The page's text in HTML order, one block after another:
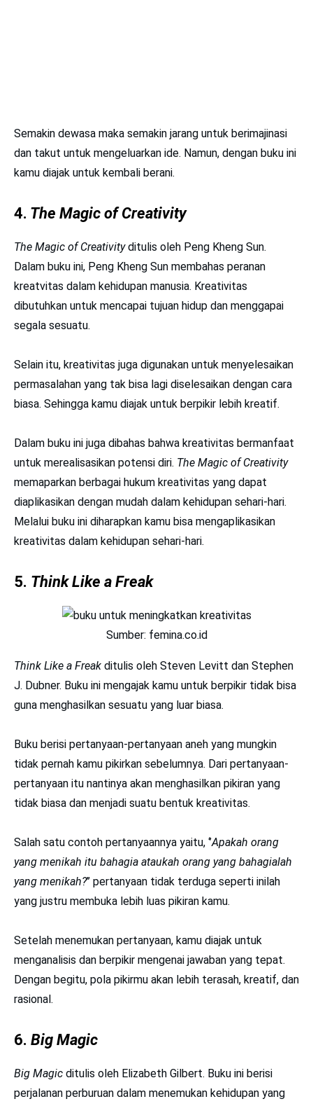
Semakin dewasa maka semakin jarang untuk berimajinasi
dan takut untuk mengeluarkan ide. Namun, dengan buku ini
kamu diajak untuk kembali berani.
4. The Magic of Creativity
The Magic of Creativityditulis oleh Peng Kheng Sun.
Dalam buku ini, Peng Kheng Sun membahas peranan
kreatvitas dalam kehidupan manusia. Kreativitas
dibutuhkan untuk mencapai tujuan hidup dan menggapai
segala sesuatu.
Selain itu, kreativitas juga digunakan untuk menyelesaikan
permasalahan yang tak bisa lagi diselesaikan dengan cara
biasa. Sehingga kamu diajak untuk berpikir lebih kreatif.
Dalam buku ini juga dibahas bahwa kreativitas bermanfaat
untuk merealisasikan potensi diri. The Magic of Creativity
memaparkan berbagai hukum kreativitas yang dapat
diaplikasikan dengan mudah dalam kehidupan sehari-hari.
Melalui buku ini diharapkan kamu bisa mengaplikasikan
kreativitas dalam kehidupan sehari-hari.
5. Think Like a Freak
Sumber: femina.co.id
Think Like a Freak ditulis oleh Steven Levitt dan Stephen
J. Dubner. Buku ini mengajak kamu untuk berpikir tidak bisa
guna menghasilkan sesuatu yang luar biasa.
Buku berisi pertanyaan-pertanyaan aneh yang mungkin
tidak pernah kamu pikirkan sebelumnya. Dari pertanyaan-
pertanyaan itu nantinya akan menghasilkan pikiran yang
tidak biasa dan menjadi suatu bentuk kreativitas.
Salah satu contoh pertanyaannya yaitu, ‘’Apakah orang
yang menikah itu bahagia ataukah orang yang bahagialah
yang menikah?’’ pertanyaan tidak terduga seperti inilah
yang justru membuka lebih luas pikiran kamu.
Setelah menemukan pertanyaan, kamu diajak untuk
menganalisis dan berpikir mengenai jawaban yang tepat.
Dengan begitu, pola pikirmu akan lebih terasah, kreatif, dan
rasional.
6. Big Magic
Big Magic ditulis oleh Elizabeth Gilbert. Buku ini berisi
perjalanan perburuan dalam menemukan kehidupan yang